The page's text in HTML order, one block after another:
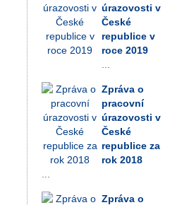
úrazovosti v
České
republice v
roce 2019
Zpráva o
pracovní
úrazovosti v
České
republice za
rok 2018
Zpráva o